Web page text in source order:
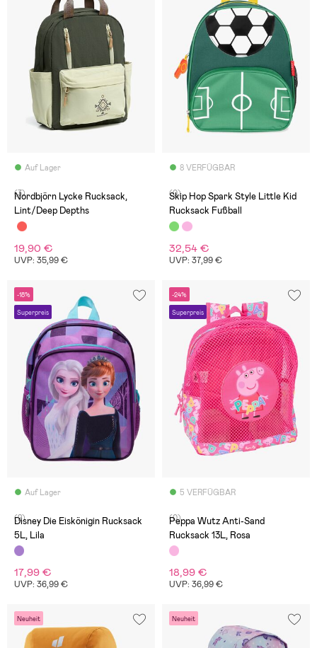
Auf Lager
(3)
Nordbjörn Lycke Rucksack,
Lint/Deep Depths
19,90 €
UVP: 35,99 €
8 VERFÜGBAR
(0)
Skip Hop Spark Style Little Kid
Rucksack Fußball
32,54 €
UVP: 37,99 €
-18%
Superpreis
Auf Lager
(2)
Disney Die Eiskönigin Rucksack
5L, Lila
17,99 €
UVP: 36,99 €
-24%
Superpreis
5 VERFÜGBAR
(0)
Peppa Wutz Anti-Sand
Rucksack 13L, Rosa
18,99 €
UVP: 36,99 €
Neuheit Neuheit